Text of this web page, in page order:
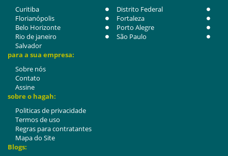
Curitiba
Distrito Federal
Florianópolis
Fortaleza
Belo Horizonte
Porto Alegre
Rio de janeiro
São Paulo
Salvador
para a sua empresa:
Sobre nós
Contato
Assine
sobre o hagah:
Politicas de privacidade
Termos de uso
Regras para contratantes
Mapa do Site
Blogs: